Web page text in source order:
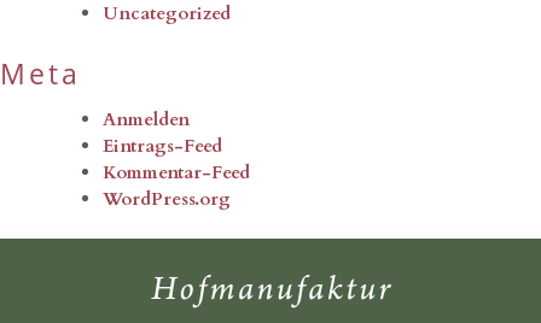
Uncategorized
Meta
Anmelden
Eintrags-Feed
Kommentar-Feed
WordPress.org